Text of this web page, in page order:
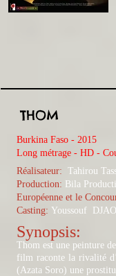
THOM
Burkina Faso - 2015
Long métrage - HD -
Réalisateur: Tahirou
Production: Bila
Européenne et le
Casting: Youssouf
Synopsis:
Thom est une peinture
film raconte la rivalité
(Azata Soro) une